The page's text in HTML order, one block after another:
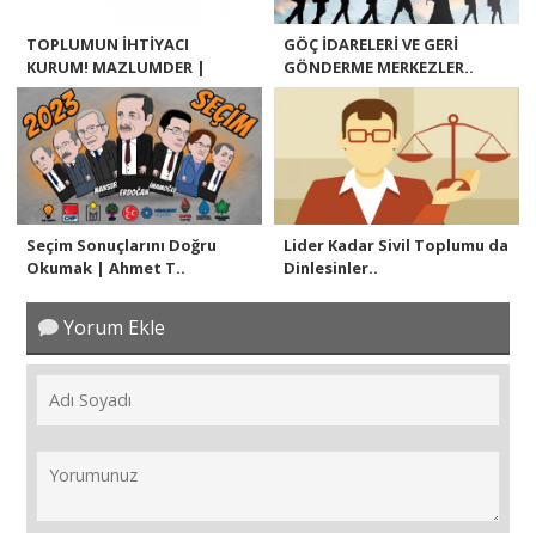
TOPLUMUN İHTİYACI
KURUM! MAZLUMDER |
AHM..
GÖÇ İDARELERİ VE GERİ
GÖNDERME MERKEZLER..
Seçim Sonuçlarını Doğru
Okumak | Ahmet T..
Lider Kadar Sivil Toplumu da
Dinlesinler..
Yorum Ekle